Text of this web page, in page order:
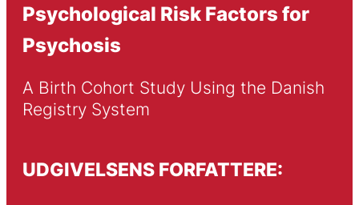
Psychological Risk Factors for
Psychosis
A Birth Cohort Study Using the Danish
Registry System
UDGIVELSENS FORFATTERE: